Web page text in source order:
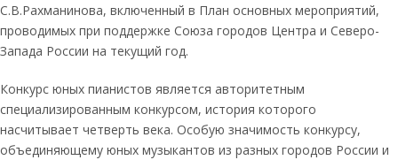
С.В.Рахманинова, включенный в План основных мероприятий,
проводимых при поддержке Союза городов Центра и Северо-
Запада России на текущий год.
Конкурс юных пианистов является авторитетным
специализированным конкурсом, история которого
насчитывает четверть века. Особую значимость конкурсу,
объединяющему юных музыкантов из разных городов России и